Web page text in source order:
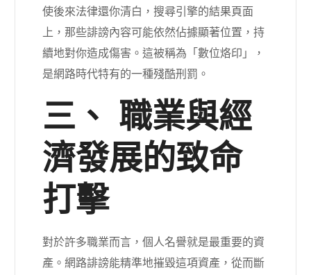
使後來法律還你清白，搜尋引擎的結果頁面
上，那些誹謗內容可能依然佔據顯著位置，持
續地對你造成傷害。這被稱為「數位烙印」，
是網路時代特有的一種殘酷刑罰。
三、 職業與經
濟發展的致命
打擊
對於許多職業而言，個人名譽就是最重要的資
產。網路誹謗能精準地摧毀這項資產，從而斷